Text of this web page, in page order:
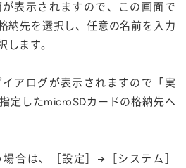
表示されますので、この画面で
納先を選択し、任意の名前を入力
します。
アログが表示されますので「実
定したmicroSDカードの格納先へ
合は、［設定］→［システム］